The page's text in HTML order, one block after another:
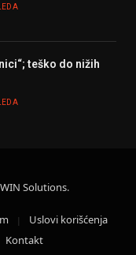
teško do nižih
WIN Solutions.
Uslovi korišćenja
Kontakt